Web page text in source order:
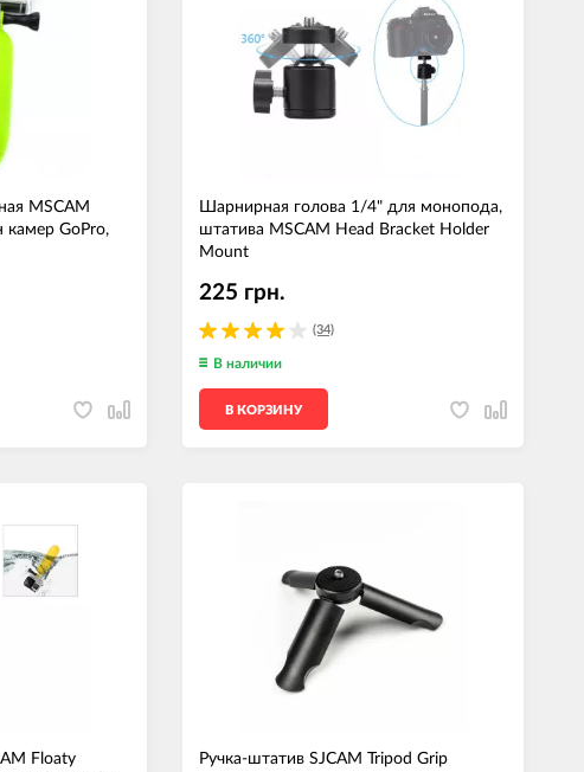
MSCAM
камер GoPro,
Шарнирная голова 1/4" для монопода,
штатива MSCAM Head Bracket Holder
Mount
(34)
225 грн.
В наличии
В КОРЗИНУ
Floaty
Ручка-штатив SJCAM Tripod Grip